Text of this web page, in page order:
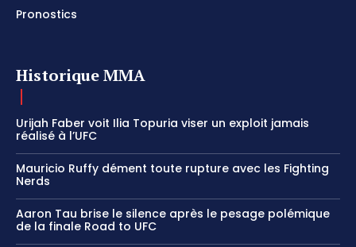
Pronostics
Historique MMA
Urijah Faber voit Ilia Topuria viser un exploit jamais
réalisé à l’UFC
Mauricio Ruffy dément toute rupture avec les Fighting
Nerds
Aaron Tau brise le silence après le pesage polémique
de la finale Road to UFC